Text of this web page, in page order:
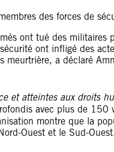
des forces de
ont tué des militaires
ont infligé des
meurtrière, a déclaré
et atteintes aux droits
avec plus de 150
montre que la
Ouest et le Sud-